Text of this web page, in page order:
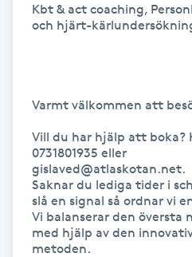
Megavolymfransar
Melasma
Mesoterapi
Kbt & act coaching,
och hjärt-
Varmt välkommen att
Vill du har hjälp att boka?
0731801935 eller
gislaved@atlaskotan.net.
Saknar du lediga tider i
slå en signal så ordnar vi
Vi balanserar den översta
med hjälp av den
metoden.